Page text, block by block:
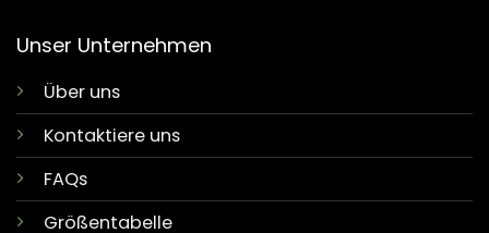
Unser Unternehmen
Über uns
Kontaktiere uns
FAQs
Größentabelle